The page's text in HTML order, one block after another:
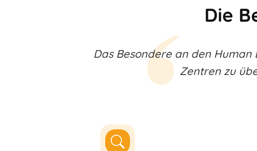
Die
Das Besondere an den
Zentren zu